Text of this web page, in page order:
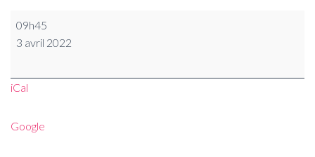
09h45
3 avril 2022
iCal
Google